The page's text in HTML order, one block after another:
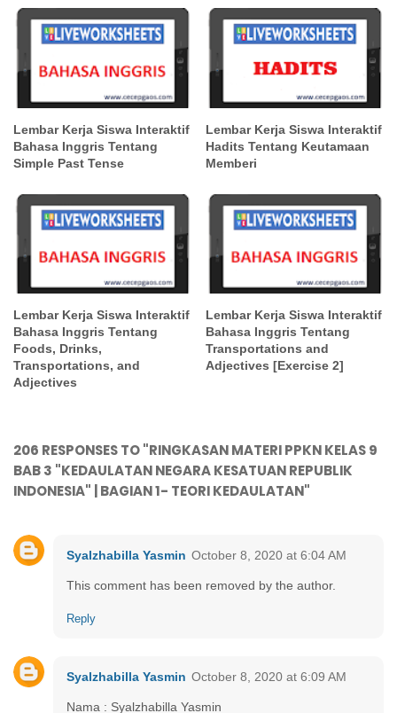
Lembar Kerja Siswa Interaktif
Bahasa Inggris Tentang
Simple Past Tense
Lembar Kerja Siswa Interaktif
Hadits Tentang Keutamaan
Memberi
Lembar Kerja Siswa Interaktif
Bahasa Inggris Tentang
Foods, Drinks,
Transportations, and
Adjectives
Lembar Kerja Siswa Interaktif
Bahasa Inggris Tentang
Transportations and
Adjectives [Exercise 2]
206 RESPONSES TO "RINGKASAN MATERI PPKN KELAS 9
BAB 3 "KEDAULATAN NEGARA KESATUAN REPUBLIK
INDONESIA" | BAGIAN 1- TEORI KEDAULATAN"
Syalzhabilla Yasmin October 8, 2020 at 6:04 AM
This comment has been removed by the author.
Reply
Syalzhabilla Yasmin October 8, 2020 at 6:09 AM
Nama : Syalzhabilla Yasmin